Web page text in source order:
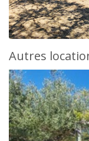
Autres